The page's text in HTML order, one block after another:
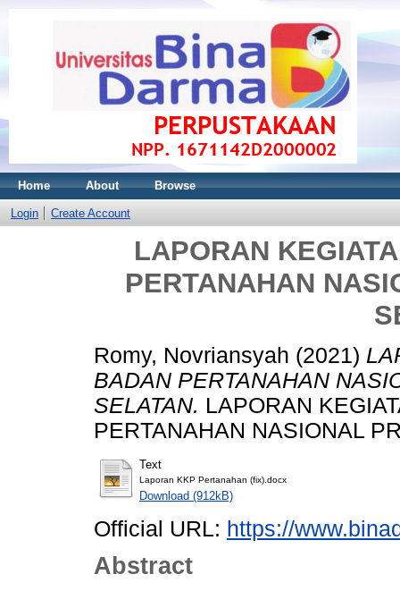
Home About Browse
Login Create Account
LAPORAN
PERTANAHAN
Romy, Novriansyah (2021)
BADAN PERTANAHAN
SELATAN. LAPORAN
PERTANAHAN NASIONAL
Text
Laporan KKP Pertanahan (fix).docx
Download (912kB)
Official URL: https://
Abstract